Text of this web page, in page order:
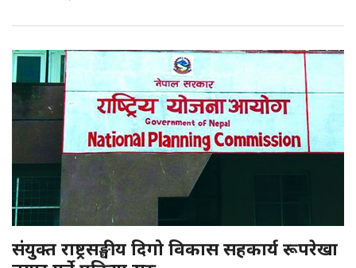
संयुक्त राष्ट्रसङ्घीय दिगो विकास सहकार्य रूपरेखा